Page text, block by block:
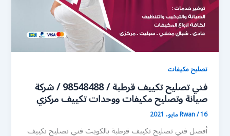
تصليح مكيفات
فني تصليح تكييف قرطبة / 98548488 / شركة
صيانة وتصليح مكيفات ووحدات تكييف مركزي
Rwan/16 مايو، 2021
أفضل فني تصليح تكييف قرطبة بالكويت فني تصليح تكييف